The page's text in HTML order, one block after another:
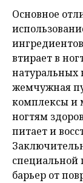
Основное
втирает в
натуральных
жемчужная
комплексы и
ногтям
питает и
барьер от